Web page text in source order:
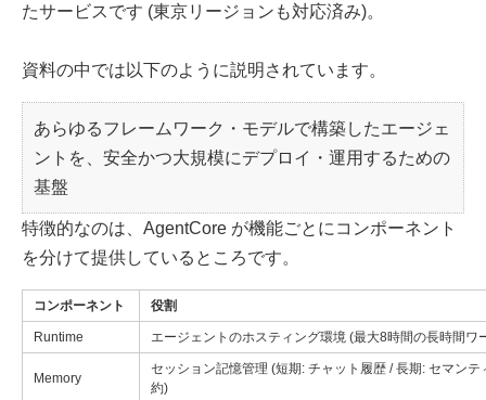
たサービスです (東京リージョンも対応済み)。
資料の中では以下のように説明されています。
あらゆるフレームワーク・モデルで構築したエージェ
ントを、安全かつ大規模にデプロイ・運用するための
基盤
特徴的なのは、AgentCore が機能ごとにコンポーネント
を分けて提供しているところです。
コンポーネント 役割
Runtime エージェントのホスティング環境 (最大8時間の長時間ワ
Memory
セッション記憶管理 (短期: チャット履歴 / 長期: セマン
約)